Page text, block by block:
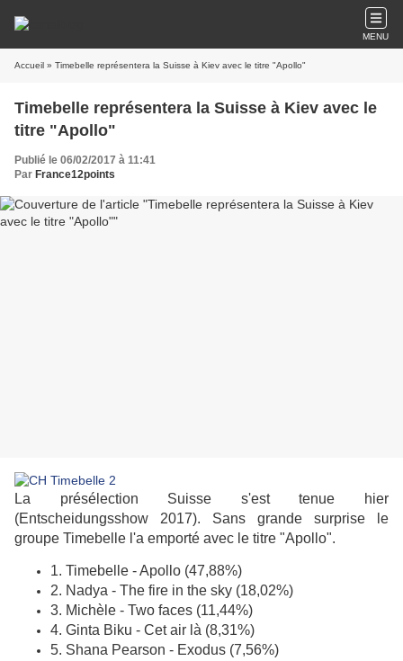
MENU
Accueil » Timebelle représentera la Suisse à Kiev avec le titre "Apollo"
Timebelle représentera la Suisse à Kiev avec le
titre "Apollo"
Publié le 06/02/2017 à 11:41
Par France12points
La présélection Suisse s'est tenue hier
(Entscheidungsshow 2017). Sans grande surprise le
groupe Timebelle l'a emporté avec le titre "Apollo".
1. Timebelle - Apollo (47,88%)
2. Nadya - The fire in the sky (18,02%)
3. Michèle - Two faces (11,44%)
4. Ginta Biku - Cet air là (8,31%)
5. Shana Pearson - Exodus (7,56%)